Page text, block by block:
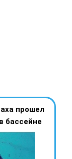
прошел
бассейне